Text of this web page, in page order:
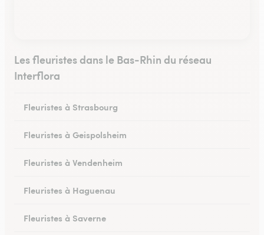
Les fleuristes dans le Bas-Rhin du réseau
Interflora
Fleuristes à Strasbourg
Fleuristes à Geispolsheim
Fleuristes à Vendenheim
Fleuristes à Haguenau
Fleuristes à Saverne